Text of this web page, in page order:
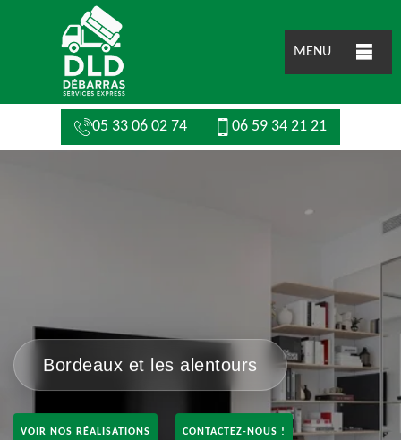
MENU
05 33 06 02 74 06 59 34 21 21
Bordeaux et les alentours
VOIR NOS RÉALISATIONS CONTACTEZ-NOUS !